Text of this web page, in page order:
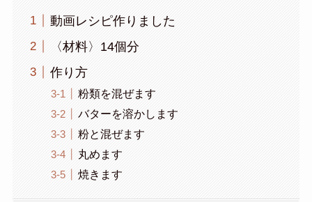
動画レシピ作りました
〈材料〉14個分
作り方
粉類を混ぜます
バターを溶かします
粉と混ぜます
丸めます
焼きます